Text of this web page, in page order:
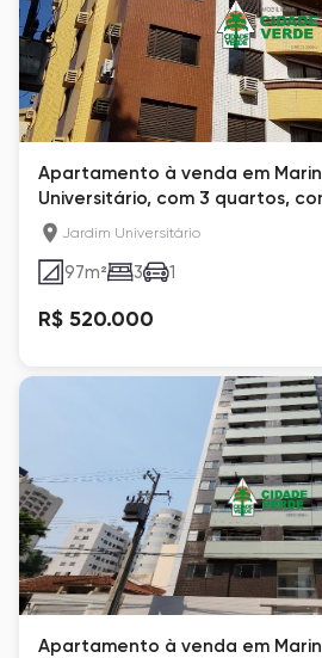
Apartamento à venda em
Universitário, com 3 quartos,
Classic
Jardim Universitário
97m² 3 1
R$ 520.000
Apartamento à venda em